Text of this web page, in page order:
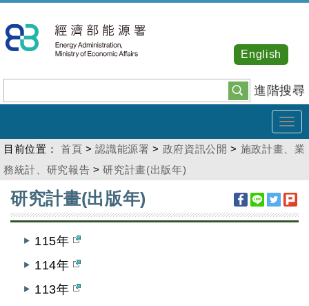
到
主
內
容
進階搜尋
English
目前位置： 首頁 >認識能源署 > 政府資訊公開 > 施政計畫、業
務統計、研究報告 >研究計畫(出版年)
:::
研究計畫(出版年)
115年
114年
113年